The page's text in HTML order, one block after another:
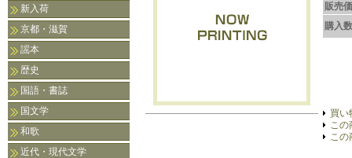
新入荷
京都・滋賀
謡本
歴史
国語・書誌
国文学
和歌
近代・現代文学
販売
購入数
買い
この
この